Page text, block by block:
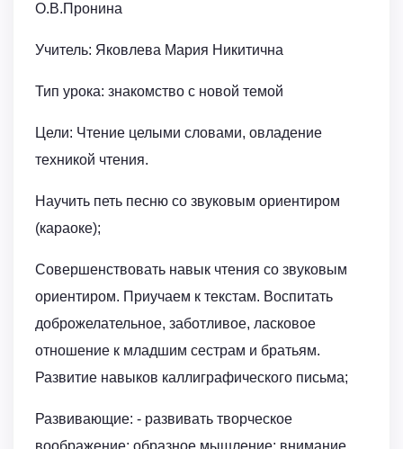
О.В.Пронина
Учитель: Яковлева Мария Никитична
Тип урока: знакомство с новой темой
Цели: Чтение целыми словами, овладение
техникой чтения.
Научить петь песню со звуковым ориентиром
(караоке);
Совершенствовать навык чтения со звуковым
ориентиром. Приучаем к текстам. Воспитать
доброжелательное, заботливое, ласковое
отношение к младшим сестрам и братьям.
Развитие навыков каллиграфического письма;
Развивающие: - развивать творческое